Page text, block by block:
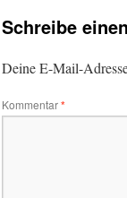
Schreibe
Deine E-Mail-
Kommentar*